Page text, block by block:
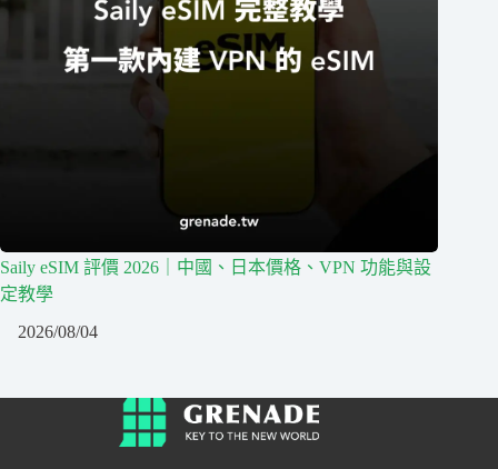
Saily eSIM 評價 2026｜中國、日本價格、VPN 功能與設
定教學
2026/08/04